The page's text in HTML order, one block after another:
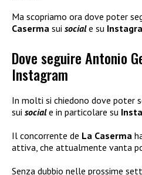
Ma scopriamo ora dove poter
Caserma sui sociale su
Dove seguire Antonio
Instagram
In molti si chiedono dove poter
sui sociale in particolare su
Il concorrente de La Caserma
attiva, che attualmente vanta
Senza dubbio nelle prossime